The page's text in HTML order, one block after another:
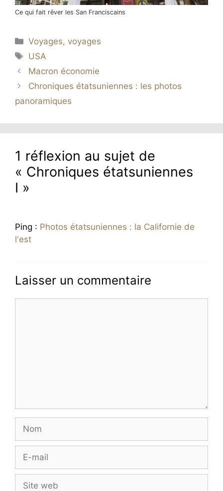
Ce qui fait rêver les San Franciscains
Catégories
Voyages, voyages
Étiquettes
USA
Macron économie
Chroniques étatsuniennes : les photos
panoramiques
1 réflexion au sujet de
« Chroniques étatsuniennes
I »
Ping : Photos étatsuniennes : la Californie de
l'est
Laisser un commentaire
Nom
Site